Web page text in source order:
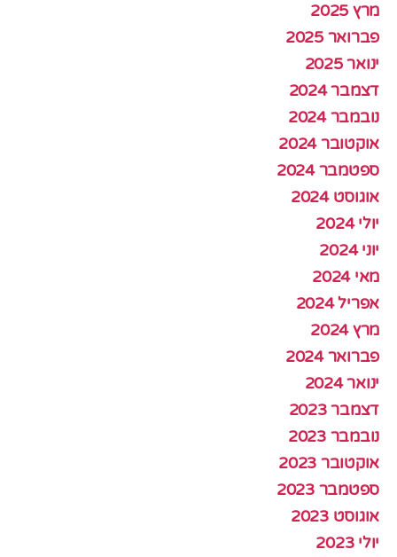
מרץ 2025
פברואר 2025
ינואר 2025
דצמבר 2024
נובמבר 2024
אוקטובר 2024
ספטמבר 2024
אוגוסט 2024
יולי 2024
יוני 2024
מאי 2024
אפריל 2024
מרץ 2024
פברואר 2024
ינואר 2024
דצמבר 2023
נובמבר 2023
אוקטובר 2023
ספטמבר 2023
אוגוסט 2023
יולי 2023